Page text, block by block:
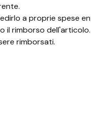
a proprie spese
il rimborso dell'articolo.
rimborsati.